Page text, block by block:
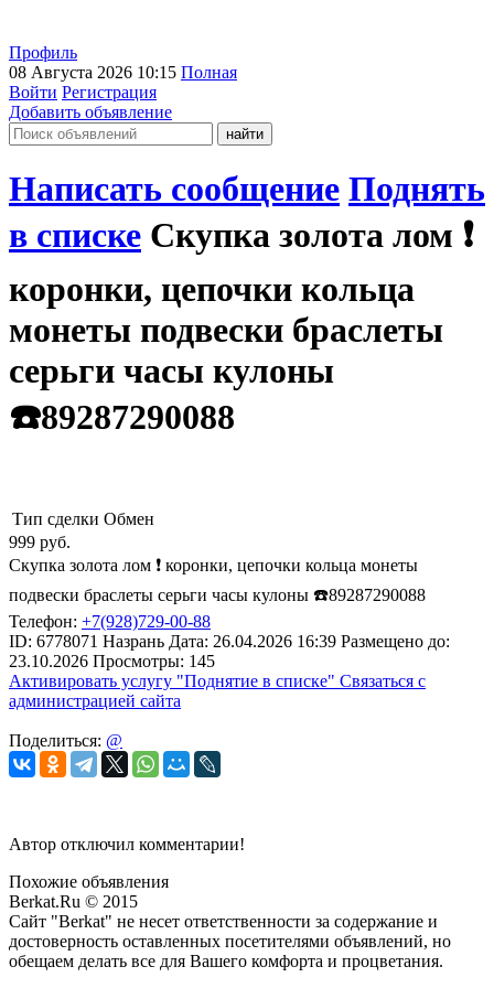
Профиль
08 Августа 2026 10:15 Полная
Войти Регистрация
Добавить объявление
Написать сообщение Поднять
в списке Скупка золота лом ❗️
коронки, цепочки кольца
монеты подвески браслеты
серьги часы кулоны
☎️89287290088
Тип сделки Обмен
999 руб.
Скупка золота лом ❗️ коронки, цепочки кольца монеты
подвески браслеты серьги часы кулоны ☎️89287290088
Телефон: +7(928)729-00-88
ID: 6778071 Назрань Дата: 26.04.2026 16:39 Размещено до:
23.10.2026 Просмотры: 145
Активировать услугу "Поднятие в списке" Связаться с
администрацией сайта
Поделиться: @
Автор отключил комментарии!
Похожие объявления
Berkat.Ru © 2015
Сайт "Berkat" не несет ответственности за содержание и
достоверность оставленных посетителями объявлений, но
обещаем делать все для Вашего комфорта и процветания.